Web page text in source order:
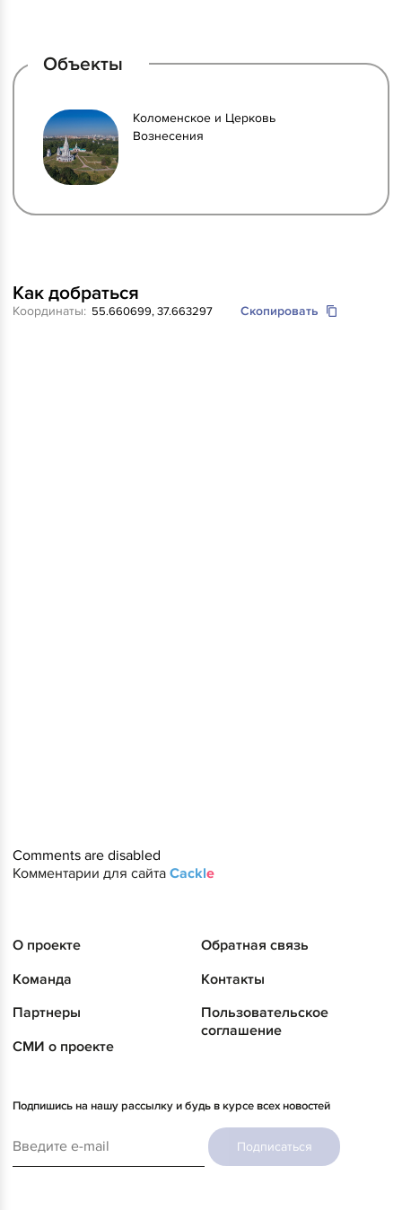
Объекты
Коломенское и Церковь
Вознесения
Координаты: Скопировать
Как добраться
Comments are disabled
Комментарии для сайта Cackle
О проекте
Команда
Партнеры
СМИ о проекте
Обратная связь
Контакты
Пользовательское
соглашение
Подпишись на нашу рассылку и будь в курсе всех новостей
Подписаться